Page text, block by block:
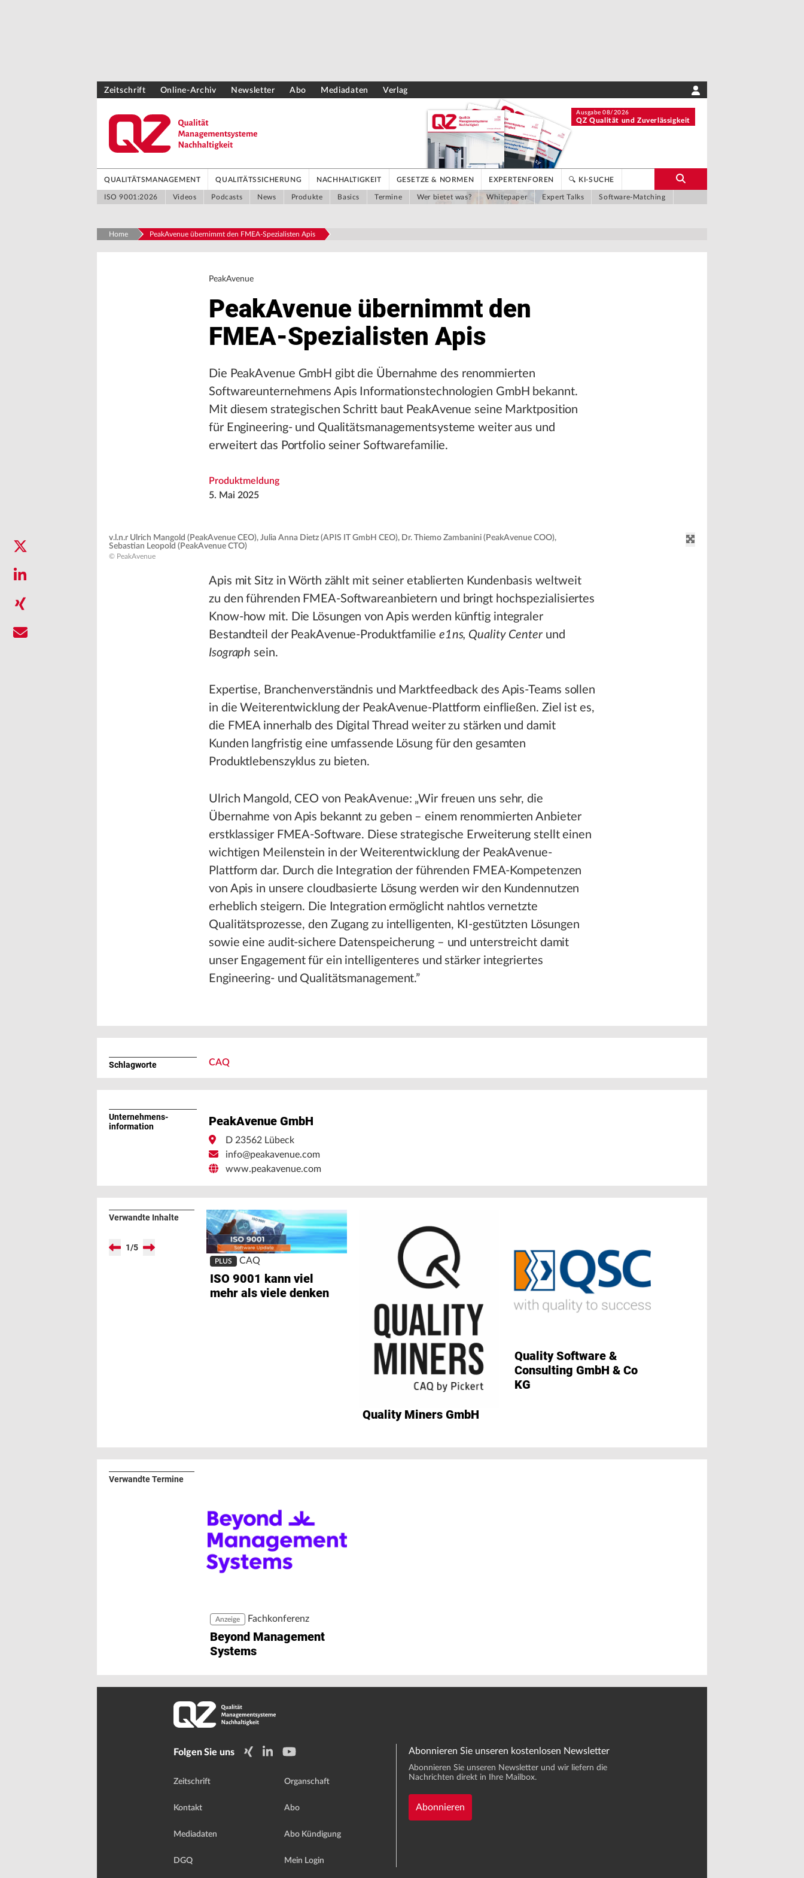
Zeitschrift Online-Archiv Newsletter Abo Mediadaten Verlag
Ausgabe 08/2026
QZ Qualität und Zuverlässigkeit
QUALITÄTSMANAGEMENT QUALITÄTSSICHERUNG NACHHALTIGKEIT GESETZE & NORMEN EXPERTENFOREN 🔍 KI-SUCHE
ISO 9001:2026 Videos Podcasts News Produkte Basics Termine Wer bietet was? Whitepaper Expert Talks Software-Matching
Home PeakAvenue übernimmt den FMEA-Spezialisten Apis
PeakAvenue
PeakAvenue übernimmt den
FMEA-Spezialisten Apis
Die PeakAvenue GmbH gibt die Übernahme des renommierten
Softwareunternehmens Apis Informationstechnologien GmbH bekannt.
Mit diesem strategischen Schritt baut PeakAvenue seine Marktposition
für Engineering- und Qualitätsmanagementsysteme weiter aus und
erweitert das Portfolio seiner Softwarefamilie.
Produktmeldung
5. Mai 2025
v.l.n.r Ulrich Mangold (PeakAvenue CEO), Julia Anna Dietz (APIS IT GmbH CEO), Dr. Thiemo Zambanini (PeakAvenue COO),
Sebastian Leopold (PeakAvenue CTO)
© PeakAvenue
Apis mit Sitz in Wörth zählt mit seiner etablierten Kundenbasis weltweit
zu den führenden FMEA-Softwareanbietern und bringt hochspezialisiertes
Know-how mit. Die Lösungen von Apis werden künftig integraler
Bestandteil der PeakAvenue-Produktfamilie e1ns, Quality Centerund
Isograph sein.
Expertise, Branchenverständnis und Marktfeedback des Apis-Teams sollen
in die Weiterentwicklung der PeakAvenue-Plattform einfließen. Ziel ist es,
die FMEA innerhalb des Digital Thread weiter zu stärken und damit
Kunden langfristig eine umfassende Lösung für den gesamten
Produktlebenszyklus zu bieten.
Ulrich Mangold, CEO von PeakAvenue: „Wir freuen uns sehr, die
Übernahme von Apis bekannt zu geben – einem renommierten Anbieter
erstklassiger FMEA-Software. Diese strategische Erweiterung stellt einen
wichtigen Meilenstein in der Weiterentwicklung der PeakAvenue-
Plattform dar. Durch die Integration der führenden FMEA-Kompetenzen
von Apis in unsere cloudbasierte Lösung werden wir den Kundennutzen
erheblich steigern. Die Integration ermöglicht nahtlos vernetzte
Qualitätsprozesse, den Zugang zu intelligenten, KI-gestützten Lösungen
sowie eine audit-sichere Datenspeicherung – und unterstreicht damit
unser Engagement für ein intelligenteres und stärker integriertes
Engineering- und Qualitätsmanagement.”
Schlagworte CAQ
Unternehmens­
information
PeakAvenue GmbH
D 23562 Lübeck
info@peakavenue.com
www.peakavenue.com
Verwandte Inhalte
1/5
PLUS CAQ
ISO 9001 kann viel
mehr als viele denken
Quality Miners GmbH
Quality Software &
Consulting GmbH & Co
KG
Verwandte Termine
Anzeige Fachkonferenz
Beyond Management
Systems
Folgen Sie uns
Zeitschrift
Kontakt
Mediadaten
DGQ
Organschaft
Abo
Abo Kündigung
Mein Login
Abonnieren Sie unseren kostenlosen Newsletter
Abonnieren Sie unseren Newsletter und wir liefern die
Nachrichten direkt in Ihre Mailbox.
Abonnieren